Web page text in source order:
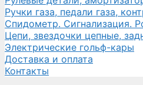
Ручки газа, педали газа,
Спидометр. Сигнализация.
Цепи, звездочки цепные,
Электрические гольф-кары
Доставка и оплата
Контакты